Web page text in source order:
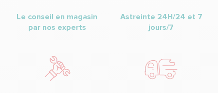
Le conseil en magasin
par nos experts
Astreinte 24H/24 et 7
jours/7